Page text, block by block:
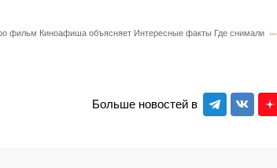
фильм Киноафиша объясняет Интересные факты Где снимали
Больше новостей в